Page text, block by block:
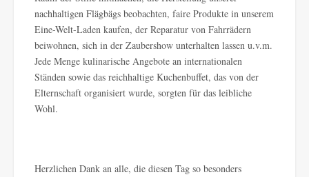
nachhaltigen Flägbägs beobachten, faire Produkte in unserem
Eine-Welt-Laden kaufen, der Reparatur von Fahrrädern
beiwohnen, sich in der Zaubershow unterhalten lassen u.v.m.
Jede Menge kulinarische Angebote an internationalen
Ständen sowie das reichhaltige Kuchenbuffet, das von der
Elternschaft organisiert wurde, sorgten für das leibliche
Wohl.
Herzlichen Dank an alle, die diesen Tag so besonders